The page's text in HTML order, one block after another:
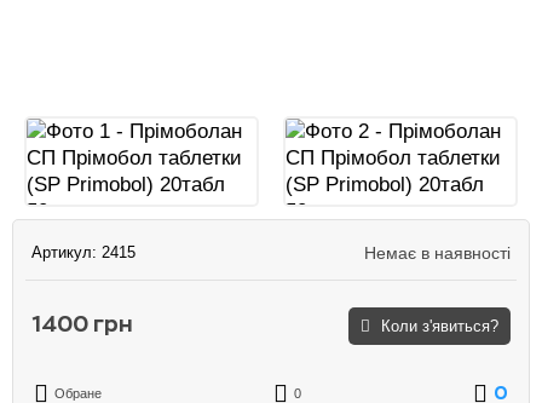
Артикул: 2415 Немає в наявності
1400 грн Коли з'явиться?
Обране 0 0